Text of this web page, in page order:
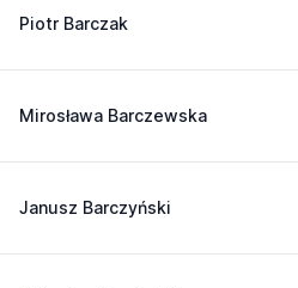
Piotr Barczak
Mirosława Barczewska
Janusz Barczyński